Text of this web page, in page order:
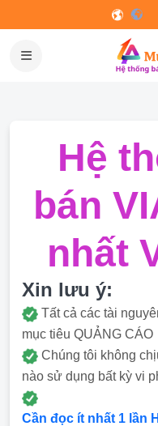
Hệ
bán
nhất
Xin lưu ý:
Tất cả các tài
mục tiêu QUẢNG CÁO
Chúng tôi không
nào sử dụng bất kỳ vi
Cần đọc ít nhất 1 lần